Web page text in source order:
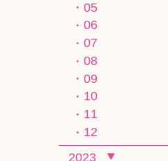
05
06
07
08
09
10
11
12
2023